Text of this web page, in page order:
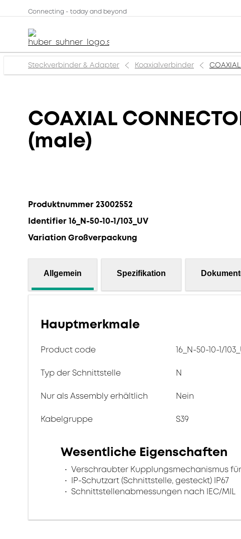
Connecting - today and beyond
Steckverbinder & Adapter Koaxialverbinder
COAXIAL
(male)
Produktnummer 23002552
Identifier 16_N-50-10-1/103_UV
Variation Großverpackung
Allgemein Spezifikation
Hauptmerkmale
Product code 16_N-50-10-1/
Typ der Schnittstelle N
Nur als Assembly erhältlich Nein
Kabelgruppe S39
Wesentliche Eigenschaften
Verschraubter Kupplungsmechanismus
IP-Schutzart (Schnittstelle, gesteckt) IP67
Schnittstellenabmessungen nach IEC/MIL